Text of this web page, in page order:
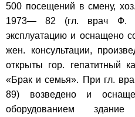
500 посещений в смену,
1973— 82 (гл. врач Ф.
эксплуатацию и оснащено
жен. консультации,
открыты гор. гепатитный
«Брак и семья». При гл.
89) возведено и
оборудованием